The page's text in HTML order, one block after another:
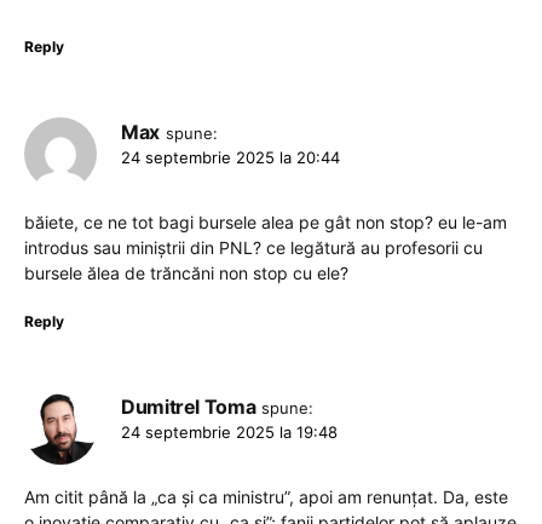
Reply
Max spune:
24 septembrie 2025 la 20:44
băiete, ce ne tot bagi bursele alea pe gât non stop? eu le-am
introdus sau miniștrii din PNL? ce legătură au profesorii cu
bursele ălea de trăncăni non stop cu ele?
Reply
Dumitrel Toma spune:
24 septembrie 2025 la 19:48
Am citit până la „ca și ca ministru”, apoi am renunțat. Da, este